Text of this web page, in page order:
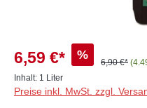
6,59 €* %
6,90 €*
Inhalt: 1 Liter
Preise inkl. MwSt. zzgl.